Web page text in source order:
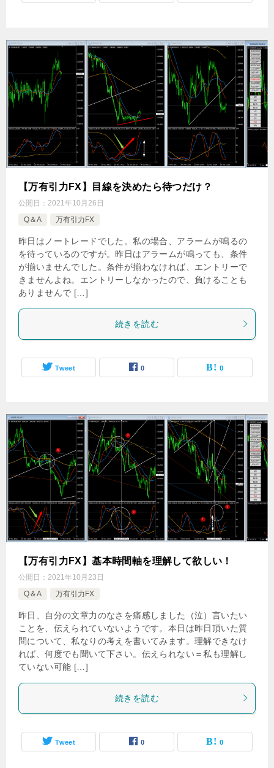
【万有引力FX】目線を決めたら待つだけ？
公開日： 2021年10月26日
Q＆A
万有引力FX
昨日はノートレードでした。私の場合、アラームが鳴るの
を待っているのですが。昨日はアラームが鳴っても、条件
が揃いませんでした。条件が揃わなければ、エントリーで
きませんよね。エントリーしなかったので、負けることも
ありませんで […]
続きを読む
Tweet 0 0
【万有引力FX】基本時間軸を理解して欲しい！
公開日： 2021年10月23日
Q＆A
万有引力FX
昨日、自分の文章力のなさを痛感しました（泣）言いたい
ことを、伝えられていないようです。本日は昨日頂いた質
問について、私なりの考えを書いてみます。理解できなけ
れば、何度でも聞いて下さい。伝えられない＝私も理解し
ていない可能 […]
続きを読む
Tweet 0 0